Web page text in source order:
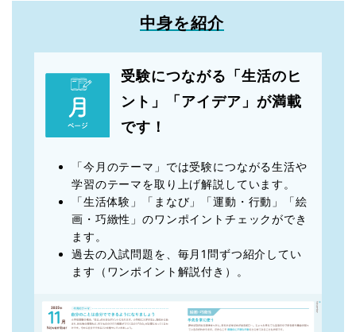
中身を紹介
受験につながる「生活のヒ
ント」「アイデア」が満載
です！
「今月のテーマ」では受験につながる生活や
学習のテーマを取り上げ解説しています。
「生活体験」「まなび」「運動・行動」「絵
画・巧緻性」のワンポイントチェックができ
ます。
過去の入試問題を、毎月1問ずつ紹介してい
ます（ワンポイント解説付き）。